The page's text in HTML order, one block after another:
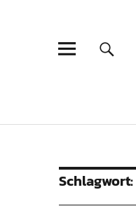
Schlagwort: